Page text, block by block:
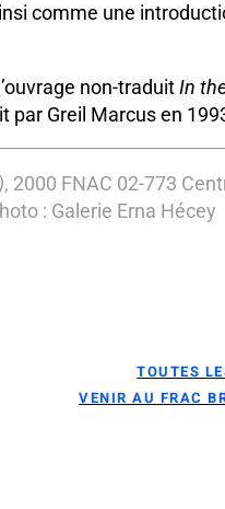
comme une
non-traduitIn
par Greil Marcus en
, 2000 FNAC 02-773
: Galerie Erna Hécey
TOUTES
VENIR AU FRAC